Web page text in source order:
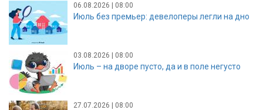
06.08.2026 | 08:00
Июль без премьер: девелоперы легли на дно
03.08.2026 | 08:00
Июль – на дворе пусто, да и в поле негусто
27.07.2026 | 08:00